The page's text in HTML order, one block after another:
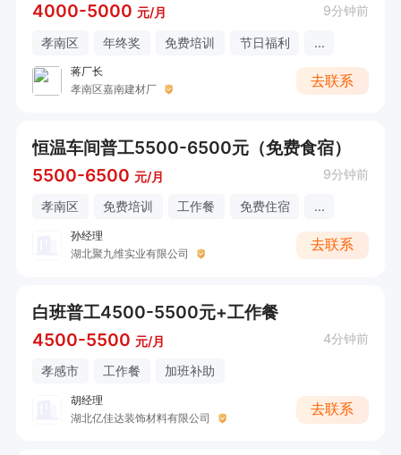
4000-5000 元/月 9分钟前
孝南区 年终奖 免费培训 节日福利 ...
蒋厂长
孝南区嘉南建材厂
去联系
恒温车间普工5500-6500元（免费食宿）
5500-6500 元/月 9分钟前
孝南区 免费培训 工作餐 免费住宿 ...
孙经理
湖北聚九维实业有限公司
去联系
白班普工4500-5500元+工作餐
4500-5500 元/月 4分钟前
孝感市 工作餐 加班补助
胡经理
湖北亿佳达装饰材料有限公司
去联系